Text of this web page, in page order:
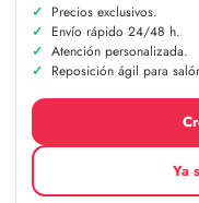
Precios exclusivos.
Envío rápido 24/48 h.
Atención personalizada.
Reposición ágil para
Ya